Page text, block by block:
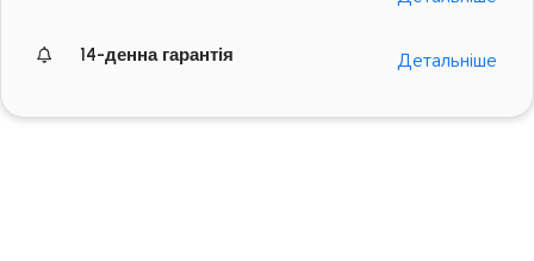
14-денна гарантія Детальніше